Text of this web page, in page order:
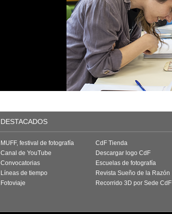
DESTACADOS
MUFF, festival de fotografía
Canal de YouTube
Convocatorias
Líneas de tiempo
Fotoviaje
CdF Tienda
Descargar logo CdF
Escuelas de fotografía
Revista Sueño de la Razón
Recorrido 3D por Sede CdF